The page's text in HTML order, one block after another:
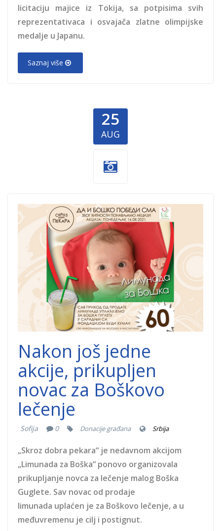
licitaciju majice iz Tokija, sa potpisima svih
reprezentativaca i osvajača zlatne olimpijske
medalje u Japanu.
Saznaj više
25
AUG
Limunada-1.jpg
Nakon još jedne
akcije, prikupljen
novac za Boškovo
lečenje
Sofija 0 Donacije građana Srbija
„Skroz dobra pekara“ je nedavnom akcijom
„Limunada za Boška“ ponovo organizovala
prikupljanje novca za lečenje malog Boška
Guglete. Sav novac od prodaje
limunada uplaćen je za Boškovo lečenje, a u
međuvremenu je cilj i postignut.